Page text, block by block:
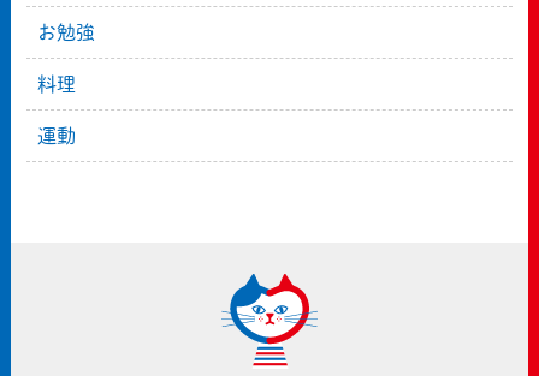
お勉強
料理
運動